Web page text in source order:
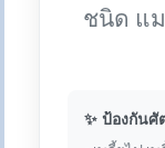
ชนิด แ
✨ ป้องกันศั